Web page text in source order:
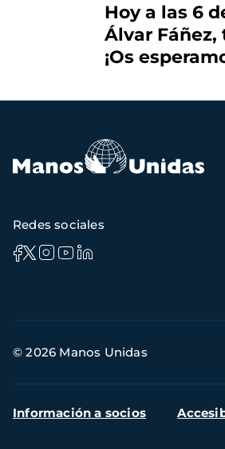
Hoy a las 6
Álvar Fáñez,
¡Os
Redes sociales
de
© 2026 Manos Unidas
Menú
Información a socios